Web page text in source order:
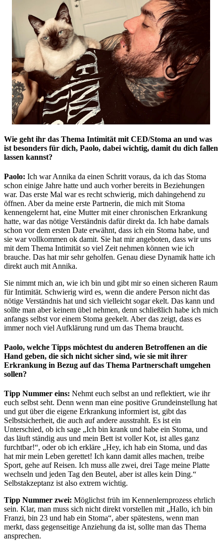
Wie geht ihr das Thema Intimität mit CED/Stoma an und was
ist besonders für dich, Paolo, dabei wichtig, damit du dich fallen
lassen kannst?
Paolo: Ich war Annika da einen Schritt voraus, da ich das Stoma
schon einige Jahre hatte und auch vorher bereits in Beziehungen
war. Das erste Mal war es recht schwierig, mich dahingehend zu
öffnen. Aber da meine erste Partnerin, die mich mit Stoma
kennengelernt hat, eine Mutter mit einer chronischen Erkrankung
hatte, war das nötige Verständnis dafür direkt da. Ich habe damals
schon vor dem ersten Date erwähnt, dass ich ein Stoma habe, und
sie war vollkommen ok damit. Sie hat mir angeboten, dass wir uns
mit dem Thema Intimität so viel Zeit nehmen können wie ich
brauche. Das hat mir sehr geholfen. Genau diese Dynamik hatte ich
direkt auch mit Annika.
Sie nimmt mich an, wie ich bin und gibt mir so einen sicheren Raum
für Intimität. Schwierig wird es, wenn die andere Person nicht das
nötige Verständnis hat und sich vielleicht sogar ekelt. Das kann und
sollte man aber keinem übel nehmen, denn schließlich habe ich mich
anfangs selbst vor einem Stoma geekelt. Aber das zeigt, dass es
immer noch viel Aufklärung rund um das Thema braucht.
Paolo, welche Tipps möchtest du anderen Betroffenen an die
Hand geben, die sich nicht sicher sind, wie sie mit ihrer
Erkrankung in Bezug auf das Thema Partnerschaft umgehen
sollen?
Tipp Nummer eins: Nehmt euch selbst an und reflektiert, wie ihr
euch selbst seht. Denn wenn man eine positive Grundeinstellung hat
und gut über die eigene Erkrankung informiert ist, gibt das
Selbstsicherheit, die auch auf andere ausstrahlt. Es ist ein
Unterschied, ob ich sage „Ich bin krank und habe ein Stoma, und
das läuft ständig aus und mein Bett ist voller Kot, ist alles ganz
furchtbar!“, oder ob ich erkläre „Hey, ich hab ein Stoma, und das
hat mir mein Leben gerettet! Ich kann damit alles machen, treibe
Sport, gehe auf Reisen. Ich muss alle zwei, drei Tage meine Platte
wechseln und jeden Tag den Beutel, aber ist alles kein Ding.“
Selbstakzeptanz ist also extrem wichtig.
Tipp Nummer zwei: Möglichst früh im Kennenlernprozess ehrlich
sein. Klar, man muss sich nicht direkt vorstellen mit „Hallo, ich bin
Franzi, bin 23 und hab ein Stoma“, aber spätestens, wenn man
merkt, dass gegenseitige Anziehung da ist, sollte man das Thema
ansprechen.